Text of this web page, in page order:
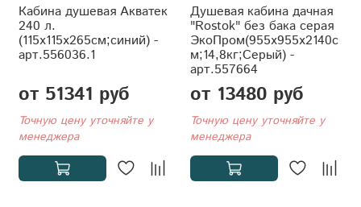
Кабина душевая Акватек
240 л.
(115x115x265см;синий) -
арт.556036.1
от 51341 руб
Точную цену уточняйте у
менеджера
Душевая кабина дачная
"Rostok" без бака серая
ЭкоПром(955x955x2140с
м;14,8кг;Серый) -
арт.557664
от 13480 руб
Точную цену уточняйте у
менеджера